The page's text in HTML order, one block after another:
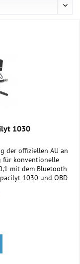
1030
der offiziellen AU an
für konventionelle
mit dem Bluetooth
1030 und OBD
mit integrierter